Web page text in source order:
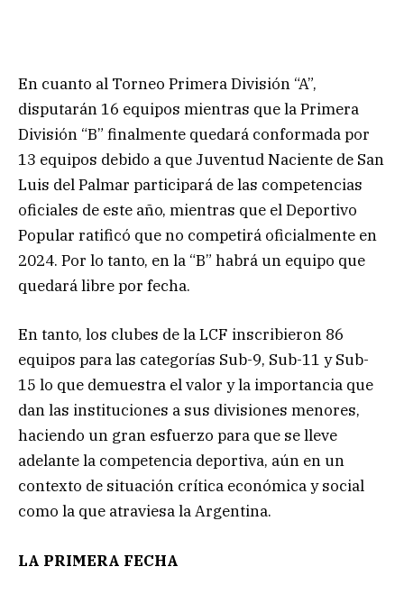
En cuanto al Torneo Primera División “A”,
disputarán 16 equipos mientras que la Primera
División “B” finalmente quedará conformada por
13 equipos debido a que Juventud Naciente de San
Luis del Palmar participará de las competencias
oficiales de este año, mientras que el Deportivo
Popular ratificó que no competirá oficialmente en
2024. Por lo tanto, en la “B” habrá un equipo que
quedará libre por fecha.
En tanto, los clubes de la LCF inscribieron 86
equipos para las categorías Sub-9, Sub-11 y Sub-
15 lo que demuestra el valor y la importancia que
dan las instituciones a sus divisiones menores,
haciendo un gran esfuerzo para que se lleve
adelante la competencia deportiva, aún en un
contexto de situación crítica económica y social
como la que atraviesa la Argentina.
LA PRIMERA FECHA